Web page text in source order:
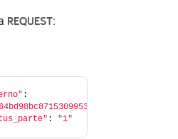
REQUEST:
: "1"